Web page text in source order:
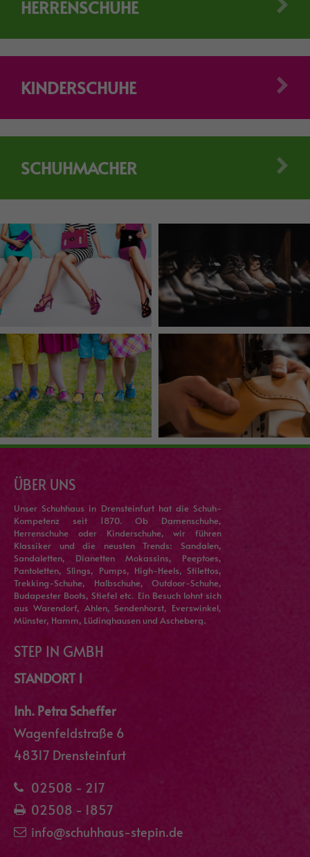
HERRENSCHUHE
KINDERSCHUHE
SCHUHMACHER
ÜBER UNS
Unser Schuhhaus in Drensteinfurt hat die Schuh-
Kompetenz seit 1870. Ob Damenschuhe,
Herrenschuhe oder Kinderschuhe, wir führen
Klassiker und die neusten Trends: Sandalen,
Sandaletten, Dianetten Mokassins, Peeptoes,
Pantoletten, Slings, Pumps, High-Heels, Stilettos,
Trekking-Schuhe, Halbschuhe, Outdoor-Schuhe,
Budapester Boots, Stiefel etc. Ein Besuch lohnt sich
aus Warendorf, Ahlen, Sendenhorst, Everswinkel,
Münster, Hamm, Lüdinghausen und Ascheberg.
STEP IN GMBH
STANDORT 1
Inh. Petra Scheffer
Wagenfeldstraße 6
48317 Drensteinfurt
02508 - 217
02508 - 1857
info@schuhhaus-stepin.de